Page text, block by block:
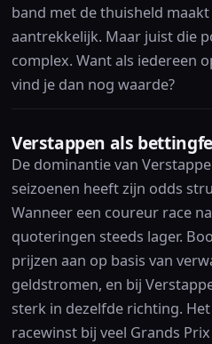
band met de thuisheld
aantrekkelijk. Maar juist die
complex. Want als iedereen
vind je dan nog waarde?
Verstappen als
De dominantie van
seizoenen heeft zijn odds
Wanneer een coureur race
quoteringen steeds lager.
prijzen aan op basis van
geldstromen, en bij
sterk in dezelfde richting.
racewinst bij veel Grands